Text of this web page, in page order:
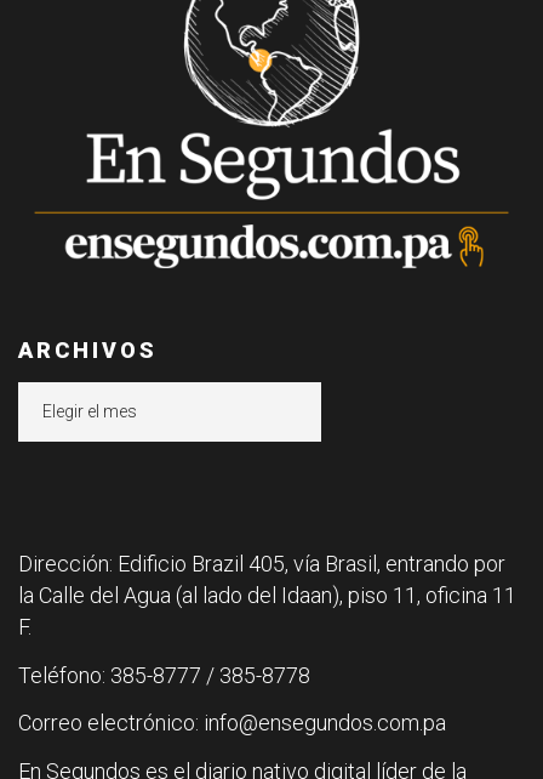
ARCHIVOS
Dirección: Edificio Brazil 405, vía Brasil, entrando por
la Calle del Agua (al lado del Idaan), piso 11, oficina 11
F.
Teléfono: 385-8777 / 385-8778
Correo electrónico: info@ensegundos.com.pa
En Segundos es el diario nativo digital líder de la